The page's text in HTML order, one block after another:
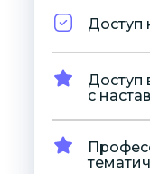
Доступ
с
Доступ